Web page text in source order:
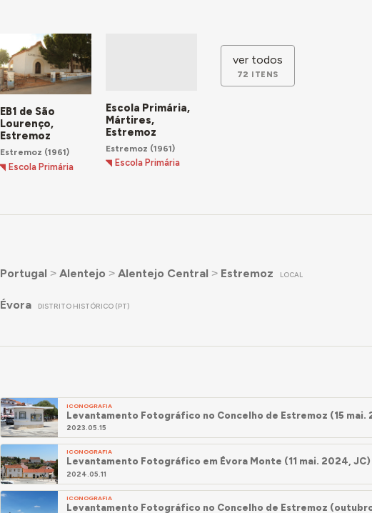
EB1 de São
Lourenço,
Estremoz
Estremoz (1961)
Escola Primária
Escola Primária,
Mártires,
Estremoz
Estremoz (1961)
Escola Primária
ver todos
72 ITENS
Portugal ˃ Alentejo ˃ Alentejo Central ˃ Estremoz LOCAL
Évora DISTRITO HISTÓRICO (PT)
ICONOGRAFIA
Levantamento Fotográfico no Concelho de Estremoz (15 mai.
2023.05.15
ICONOGRAFIA
Levantamento Fotográfico em Évora Monte (11 mai. 2024, JC)
2024.05.11
ICONOGRAFIA
Levantamento Fotográfico no Concelho de Estremoz